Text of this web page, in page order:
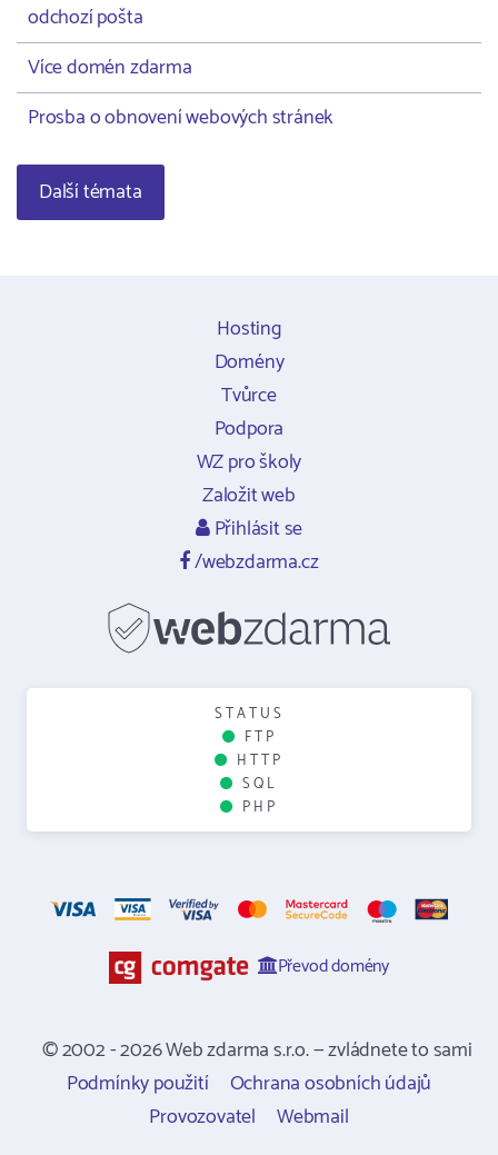
odchozí pošta
Více domén zdarma
Prosba o obnovení webových stránek
Další témata
Hosting
Domény
Tvůrce
Podpora
WZ pro školy
Založit web
Přihlásit se
/webzdarma.cz
STATUS
FTP
HTTP
SQL
PHP
Převod domény
© 2002 - 2026 Web zdarma s.r.o. — zvládnete to sami
Podmínky použití
Ochrana osobních údajů
Provozovatel
Webmail